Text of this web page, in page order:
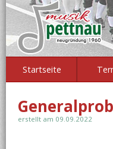
Startseite
erstellt am 09.09.2022